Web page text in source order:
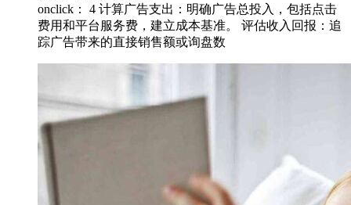
onclick： 4 计算广告支出：明确广告总投入，包括点击
费用和平台服务费，建立成本基准。 评估收入回报：追
踪广告带来的直接销售额或询盘数